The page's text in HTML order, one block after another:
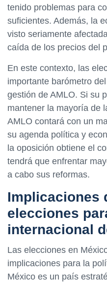
tenido problemas para
suficientes. Además, la
visto seriamente
caída de los precios del
En este contexto, las
importante barómetro
gestión de AMLO. Si su
mantener la mayoría de
AMLO contará con un
su agenda política y
la oposición obtiene el
tendrá que enfrentar
a cabo sus reformas.
Implicaciones
elecciones
internacional
Las elecciones en
implicaciones para la
México es un país